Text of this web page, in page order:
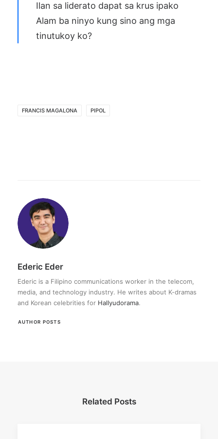
Ilan sa liderato dapat sa krus ipako
Alam ba ninyo kung sino ang mga
tinutukoy ko?
FRANCIS MAGALONA PIPOL
Ederic Eder
Ederic is a Filipino communications worker in the telecom,
media, and technology industry. He writes about K-dramas
and Korean celebrities for Hallyudorama.
AUTHOR POSTS
Related Posts